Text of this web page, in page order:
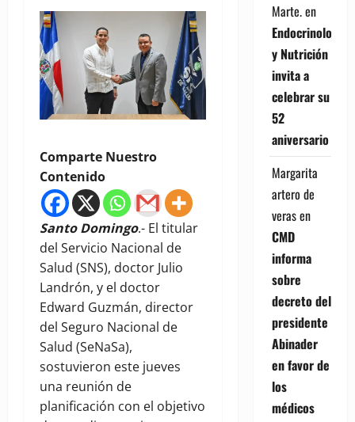
Comparte Nuestro
Contenido
Santo Domingo.- El titular
del Servicio Nacional de
Salud (SNS), doctor Julio
Landrón, y el doctor
Edward Guzmán, director
del Seguro Nacional de
Salud (SeNaSa),
sostuvieron este jueves
una reunión de
planificación con el objetivo
Marte.en
Endocrinología
y Nutrición
invita a
celebrar su
52
aniversario
Margarita
artero de
verasen
CMD
informa
sobre
decreto del
presidente
Abinader
en favor de
los
médicos